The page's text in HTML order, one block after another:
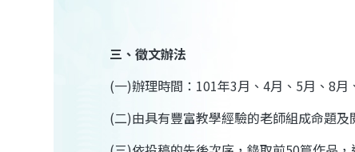
三、徵文辦法
(一)辦理時間： 101年3月、4月、 5月、8月
(二)由具有豐富教學經驗的老師組成命題